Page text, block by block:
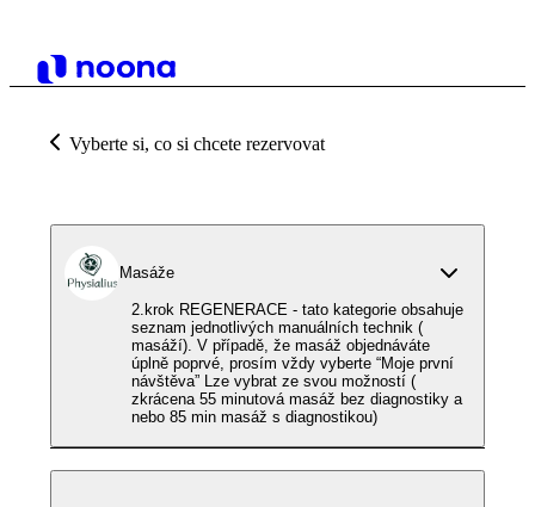
Vyberte si, co si chcete rezervovat
Masáže
2.krok REGENERACE - tato kategorie obsahuje
seznam jednotlivých manuálních technik (
masáží). V případě, že masáž objednáváte
úplně poprvé, prosím vždy vyberte “Moje první
návštěva” Lze vybrat ze svou možností (
zkrácena 55 minutová masáž bez diagnostiky a
nebo 85 min masáž s diagnostikou)